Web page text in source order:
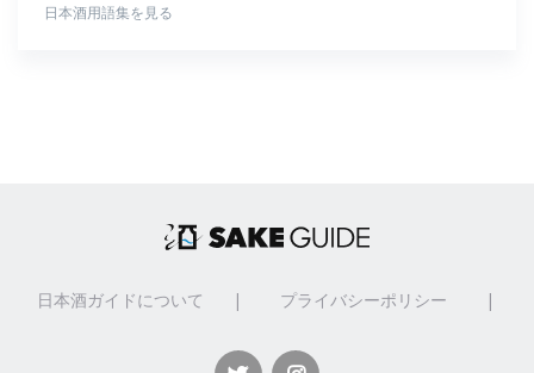
日本酒用語集を見る
日本酒ガイドについて | プライバシーポリシー |